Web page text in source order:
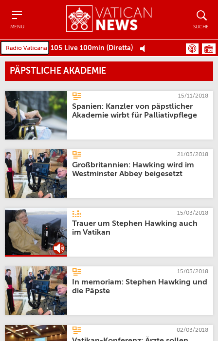
MENU SUCHE
105 Live 100min (Diretta)
PÄPSTLICHE AKADEMIE
15/11/2018
Spanien: Kanzler von päpstlicher
Akademie wirbt für Palliativpflege
21/03/2018
Großbritannien: Hawking wird im
Westminster Abbey beigesetzt
15/03/2018
Trauer um Stephen Hawking auch
im Vatikan
15/03/2018
In memoriam: Stephen Hawking und
die Päpste
02/03/2018